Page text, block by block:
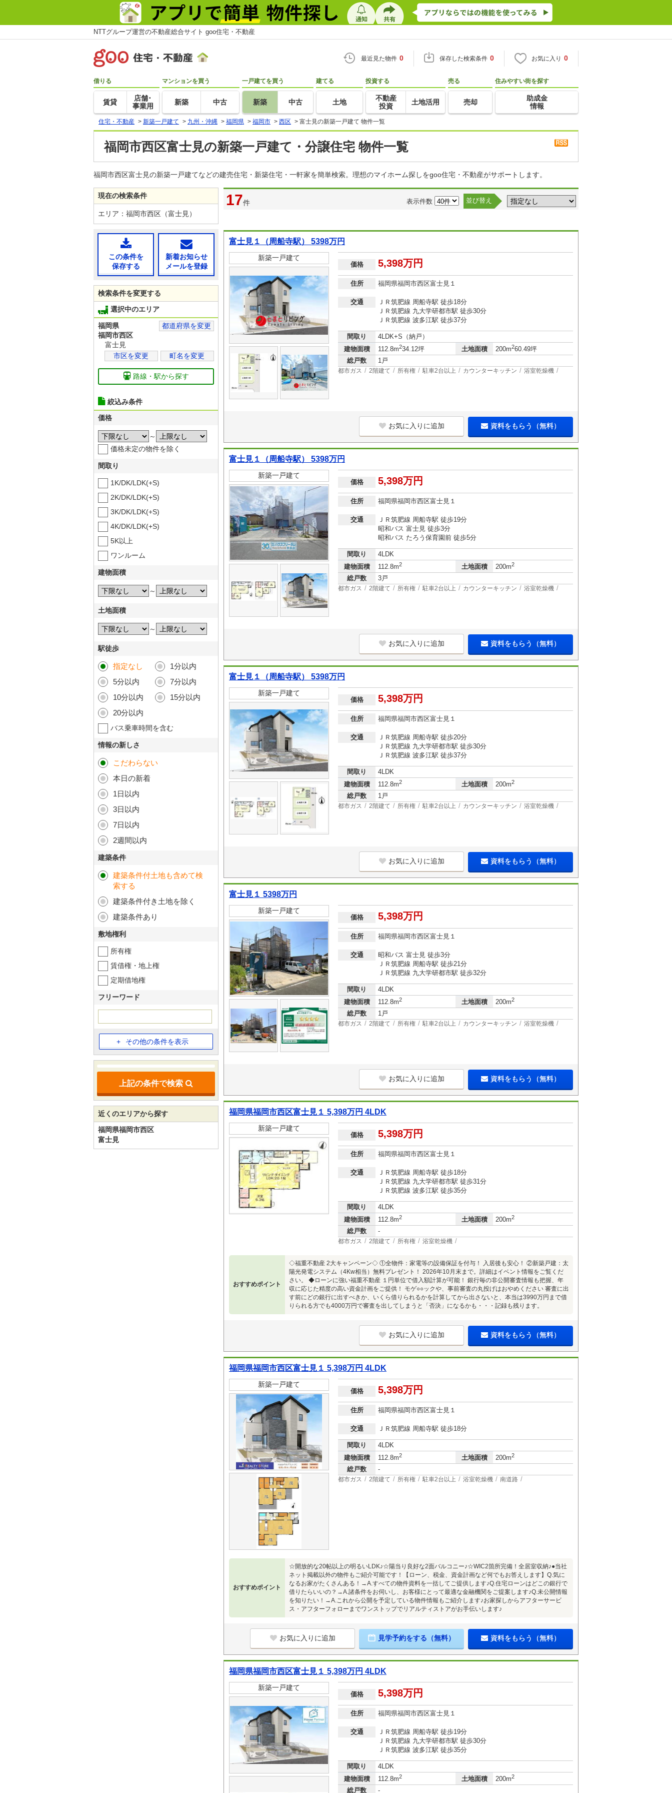
NTTグループ運営の不動産総合サイト goo住宅・不動産
最近見た物件 0 保存した検索条件 0 お気に入り 0
借りる
賃貸
店舗･
事業用
マンションを買う
新築 中古
一戸建てを買う
新築 中古
建てる
土地
投資する
不動産
投資
土地活用
売る
売却
住みやすい街を探す
助成金
情報
住宅・不動産 > 新築一戸建て > 九州・沖縄 > 福岡県 > 福岡市 > 西区 > 富士見の新築一戸建て 物件一覧
福岡市西区富士見の新築一戸建て・分譲住宅 物件一覧
福岡市西区富士見の新築一戸建てなどの建売住宅・新築住宅・一軒家を簡単検索。理想のマイホーム探しをgoo住宅・不動産がサポートします。
17件 表示件数 並び替え
富士見１（周船寺駅） 5398万円
新築一戸建て
価格 5,398万円
住所 福岡県福岡市西区富士見１
交通
ＪＲ筑肥線 周船寺駅 徒歩18分
ＪＲ筑肥線 九大学研都市駅 徒歩30分
ＪＲ筑肥線 波多江駅 徒歩37分
間取り
4LDK+S（納戸）
建物面積
112.8m234.12坪 土地面積 200m260.49坪
総戸数
1戸
都市ガス 2階建て 所有権 駐車2台以上 カウンターキッチン 浴室乾燥機
お気に入りに追加 資料をもらう（無料）
富士見１（周船寺駅） 5398万円
新築一戸建て
価格 5,398万円
住所 福岡県福岡市西区富士見１
交通
ＪＲ筑肥線 周船寺駅 徒歩19分
昭和バス 富士見 徒歩3分
昭和バス たろう保育園前 徒歩5分
間取り
4LDK
建物面積
112.8m2 土地面積 200m2
総戸数 3戸
都市ガス 2階建て 所有権 駐車2台以上 カウンターキッチン 浴室乾燥機
お気に入りに追加 資料をもらう（無料）
富士見１（周船寺駅） 5398万円
新築一戸建て
価格 5,398万円
住所 福岡県福岡市西区富士見１
交通
ＪＲ筑肥線 周船寺駅 徒歩20分
ＪＲ筑肥線 九大学研都市駅 徒歩30分
ＪＲ筑肥線 波多江駅 徒歩37分
間取り
4LDK
建物面積
112.8m2 土地面積 200m2
総戸数 1戸
都市ガス 2階建て 所有権 駐車2台以上 カウンターキッチン 浴室乾燥機
お気に入りに追加 資料をもらう（無料）
富士見１ 5398万円
新築一戸建て
価格 5,398万円
住所 福岡県福岡市西区富士見１
交通
昭和バス 富士見 徒歩3分
ＪＲ筑肥線 周船寺駅 徒歩21分
ＪＲ筑肥線 九大学研都市駅 徒歩32分
間取り
4LDK
建物面積
112.8m2 土地面積 200m2
総戸数 1戸
都市ガス 2階建て 所有権 駐車2台以上 カウンターキッチン 浴室乾燥機
お気に入りに追加 資料をもらう（無料）
福岡県福岡市西区富士見１ 5,398万円 4LDK
新築一戸建て
価格 5,398万円
住所 福岡県福岡市西区富士見１
交通
ＪＲ筑肥線 周船寺駅 徒歩18分
ＪＲ筑肥線 九大学研都市駅 徒歩31分
ＪＲ筑肥線 波多江駅 徒歩35分
間取り
4LDK
建物面積
112.8m2 土地面積 200m2
総戸数 -
都市ガス 2階建て 所有権 浴室乾燥機
おすすめポイント
◇福重不動産 2大キャンペーン◇ ①全物件：家電等の設備保証を付与！ 入居後も安心！ ②新築戸建：太
陽光発電システム（4Kw相当）無料プレゼント！ 2026年10月末まで。詳細はイベント情報をご覧くだ
さい。 ◆ローンに強い福重不動産 １円単位で借入額計算が可能！ 銀行毎の非公開審査情報も把握、年
収に応じた精度の高い資金計画をご提供！ モゲ○○ックや、事前審査の丸投げはおやめください 審査に出
す前にどの銀行に出すべきか、いくら借りられるかを計算してから出さないと、本当は3990万円まで借
りられる方でも4000万円で審査を出してしまうと「否決」になるかも・・・記録も残ります。
お気に入りに追加 資料をもらう（無料）
福岡県福岡市西区富士見１ 5,398万円 4LDK
新築一戸建て
価格 5,398万円
住所 福岡県福岡市西区富士見１
交通 ＪＲ筑肥線 周船寺駅 徒歩18分
間取り
4LDK
建物面積
112.8m2 土地面積 200m2
総戸数 -
都市ガス 2階建て 所有権 駐車2台以上 浴室乾燥機 南道路
おすすめポイント
☆開放的な20帖以上の明るいLDK♪☆陽当り良好な2面バルコニー♪☆WIC2箇所完備！全居室収納♪●当社
ネット掲載以外の物件もご紹介可能です！【ローン、税金、資金計画など何でもお答えします】Q.気に
なるお家がたくさんある！→A.すべての物件資料を一括してご提供します♪Q.住宅ローンはどこの銀行で
借りたらいいの？→A.諸条件をお伺いし、お客様にとって最適な金融機関をご提案します♪Q.未公開情報
を知りたい！→A.これから公開を予定している物件情報もご紹介します♪お家探しからアフターサービ
ス・アフターフォローまでワンストップでリアルティストアがお手伝いします♪
お気に入りに追加 見学予約をする（無料） 資料をもらう（無料）
福岡県福岡市西区富士見１ 5,398万円 4LDK
新築一戸建て
価格 5,398万円
住所 福岡県福岡市西区富士見１
交通
ＪＲ筑肥線 周船寺駅 徒歩19分
ＪＲ筑肥線 九大学研都市駅 徒歩30分
ＪＲ筑肥線 波多江駅 徒歩35分
間取り
4LDK
建物面積
112.8m2 土地面積 200m2
総戸数 -
現在の検索条件
エリア：福岡市西区（富士見）
この条件を
保存する
新着お知らせ
メールを登録
検索条件を変更する
選択中のエリア
福岡県
都道府県を変更
福岡市西区
富士見
市区を変更
町名を変更
路線・駅から探す
絞込み条件
価格
～
価格未定の物件を除く
間取り
1K/DK/LDK(+S)
2K/DK/LDK(+S)
3K/DK/LDK(+S)
4K/DK/LDK(+S)
5K以上
ワンルーム
建物面積
～
土地面積
～
駅徒歩
指定なし
1分以内
5分以内
7分以内
10分以内
15分以内
20分以内
バス乗車時間を含む
情報の新しさ
こだわらない
本日の新着
1日以内
3日以内
7日以内
2週間以内
建築条件
建築条件付土地も含めて検
索する
建築条件付き土地を除く
建築条件あり
敷地権利
所有権
賃借権・地上権
定期借地権
フリーワード
その他の条件を表示
上記の条件で検索
近くのエリアから探す
福岡県福岡市西区
富士見